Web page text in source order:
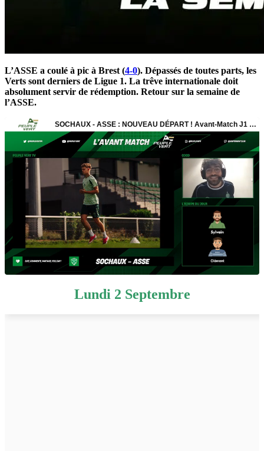
L’ASSE a coulé à pic à Brest (4-0). Dépassés de toutes parts, les
Verts sont derniers de Ligue 1. La trêve internationale doit
absolument servir de rédemption. Retour sur la semaine de
l’ASSE.
Lundi 2 Septembre